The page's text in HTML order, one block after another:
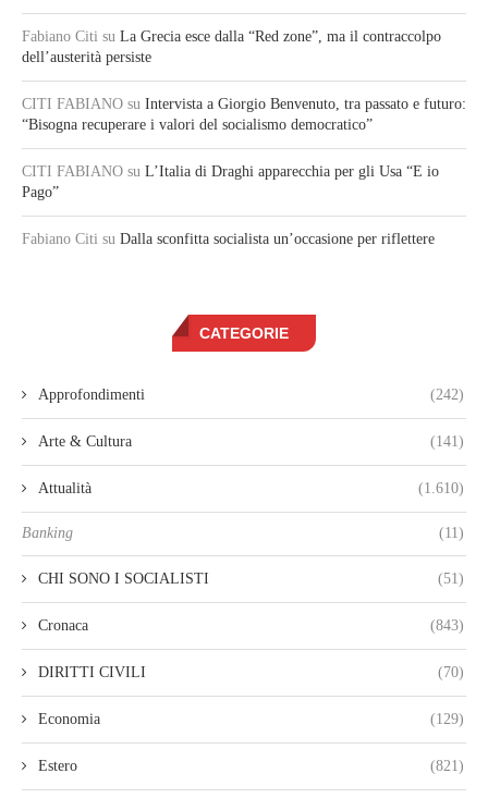
Fabiano Citi su La Grecia esce dalla “Red zone”, ma il contraccolpo
dell’austerità persiste
CITI FABIANO su Intervista a Giorgio Benvenuto, tra passato e futuro:
“Bisogna recuperare i valori del socialismo democratico”
CITI FABIANO su L’Italia di Draghi apparecchia per gli Usa “E io
Pago”
Fabiano Citi su Dalla sconfitta socialista un’occasione per riflettere
CATEGORIE
Approfondimenti (242)
Arte & Cultura (141)
Attualità (1.610)
Banking (11)
CHI SONO I SOCIALISTI (51)
Cronaca (843)
DIRITTI CIVILI (70)
Economia (129)
Estero (821)